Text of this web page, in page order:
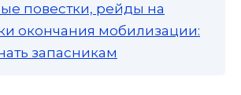
повестки, рейды на
окончания мобилизации:
запасникам